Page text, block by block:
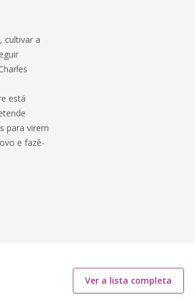
cultivar a
está
para virem
e fazê-
Ver a lista completa